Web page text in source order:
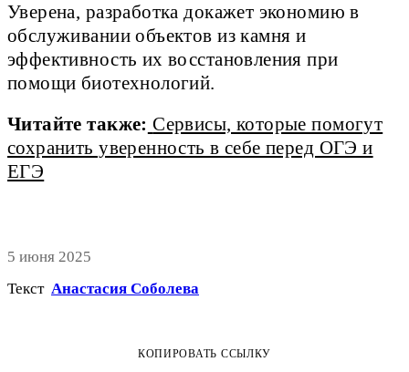
Уверена, разработка докажет экономию в
обслуживании объектов из камня и
эффективность их восстановления при
помощи биотехнологий.
Читайте также: Сервисы, которые помогут
сохранить уверенность в себе перед ОГЭ и
ЕГЭ
5 июня 2025
Текст Анастасия Соболева
КОПИРОВАТЬ ССЫЛКУ